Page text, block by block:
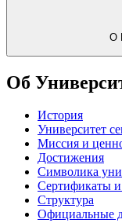
О
Об
История
Университет
Миссия и
Достижения
Символика
Сертификаты
Структура
Официальные